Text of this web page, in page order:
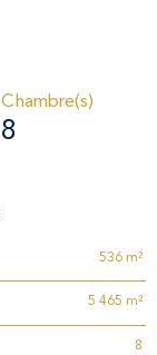
Chambre(s)
8
536 m²
5 465 m²
8